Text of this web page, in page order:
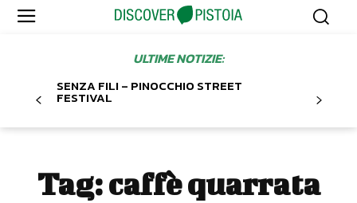
ULTIME NOTIZIE:
SENZA FILI – PINOCCHIO STREET
FESTIVAL
Tag:caffè quarrata